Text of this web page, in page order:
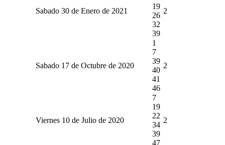
Sabado 30 de Enero de 2021
19
26
32
39
2
Sabado 17 de Octubre de 2020
1
7
39
40
41
46
2
Viernes 10 de Julio de 2020
7
19
22
34
39
47
2